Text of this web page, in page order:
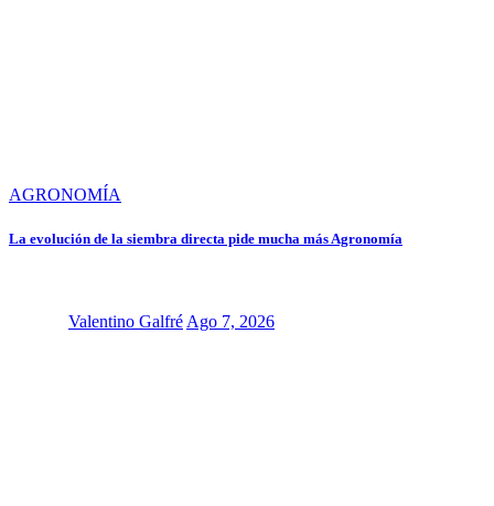
AGRONOMÍA
La evolución de la siembra directa pide mucha más Agronomía
Valentino Galfré Ago 7, 2026